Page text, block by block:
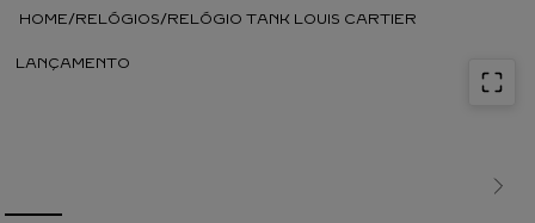
RELÓGIOS RELÓGIO TANK LOUIS CARTIER